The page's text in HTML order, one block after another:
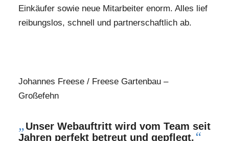
Einkäufer sowie neue Mitarbeiter enorm. Alles lief
reibungslos, schnell und partnerschaftlich ab.
Johannes Freese / Freese Gartenbau –
Großefehn
„Unser Webauftritt wird vom Team seit
Jahren perfekt betreut und gepflegt.“